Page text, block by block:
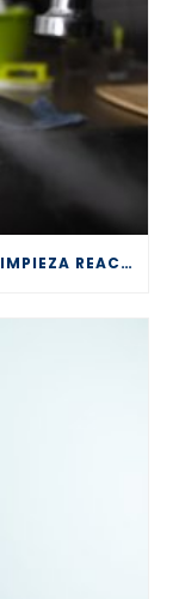
MANTENIMIENTO PREVENTIVO VS LIMPIEZA REACTIVA